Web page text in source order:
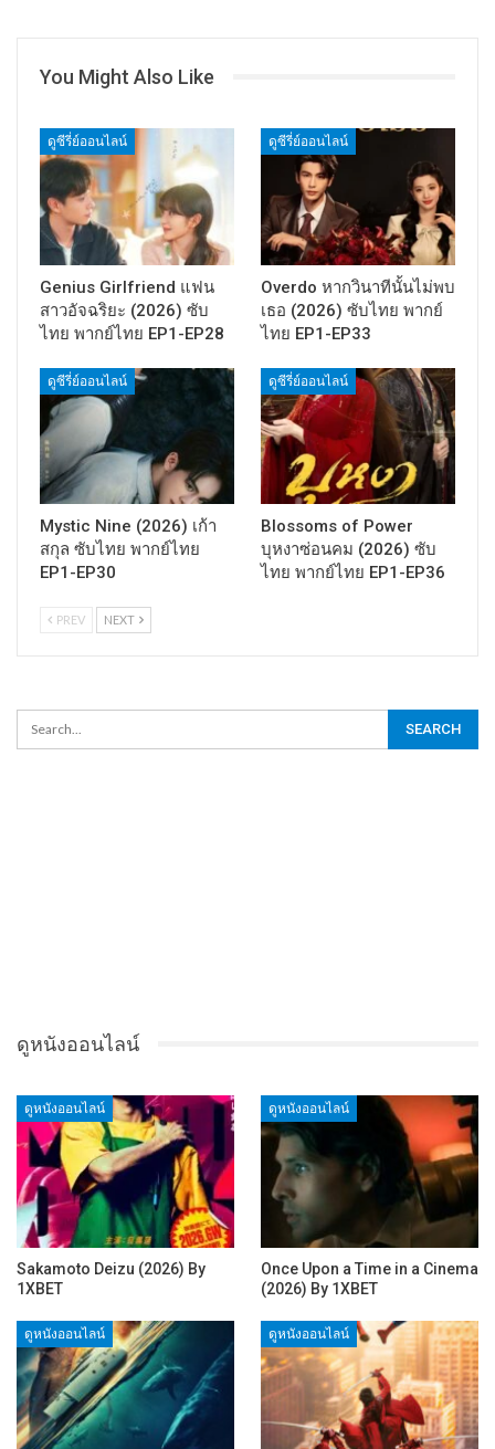
You Might Also Like
ดูซีรี่ย์ออนไลน์
Genius Girlfriend แฟน
สาวอัจฉริยะ (2026) ซับ
ไทย พากย์ไทย EP1-EP28
ดูซีรี่ย์ออนไลน์
Overdo หากวินาทีนั้นไม่พบ
เธอ (2026) ซับไทย พากย์
ไทย EP1-EP33
ดูซีรี่ย์ออนไลน์
Mystic Nine (2026) เก้า
สกุล ซับไทย พากย์ไทย
EP1-EP30
ดูซีรี่ย์ออนไลน์
Blossoms of Power
บุหงาซ่อนคม (2026) ซับ
ไทย พากย์ไทย EP1-EP36
PREV NEXT
ดูหนังออนไลน์
ดูหนังออนไลน์
Sakamoto Deizu (2026) By
1XBET
ดูหนังออนไลน์
Once Upon a Time in a Cinema
(2026) By 1XBET
ดูหนังออนไลน์ ดูหนังออนไลน์